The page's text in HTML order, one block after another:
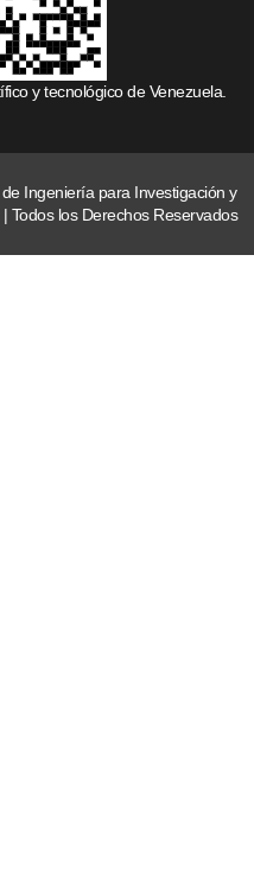
y tecnológico de Venezuela.
Ingeniería para Investigación y
Todos los Derechos Reservados